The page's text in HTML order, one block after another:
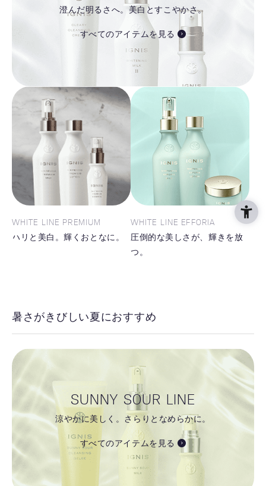
澄んだ明るさへ。美白とすこやかさ。
すべてのアイテムを見る
WHITE LINE PREMIUM
ハリと美白。輝くおとなに。
WHITE LINE EFFORIA
圧倒的な美しさが、輝きを放
つ。
暑さがきびしい夏におすすめ
SUNNY SOUR LINE
涼やかに美しく。さらりとなめらかに。
すべてのアイテムを見る